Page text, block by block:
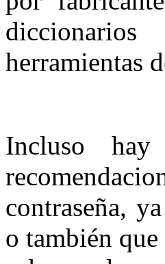
herramientas
Incluso
contraseña,
o también